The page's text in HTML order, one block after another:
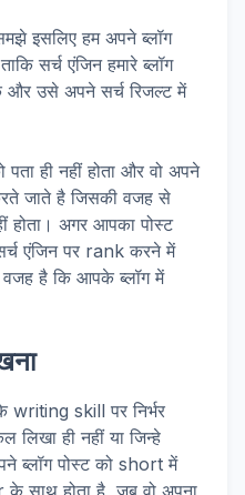
इसलिए हम अपने ब्लॉग
सर्च एंजिन हमारे ब्लॉग
उसे अपने सर्च रिजल्ट में
ही नहीं होता और वो अपने
जाते है जिसकी वजह से
होता। अगर आपका पोस्ट
एंजिन पर rank करने में
वजह है कि आपके ब्लॉग में
skill पर निर्भर
लिखा ही नहीं या जिन्हे
ब्लॉग पोस्ट को short में
साथ होता है, जब वो अपना